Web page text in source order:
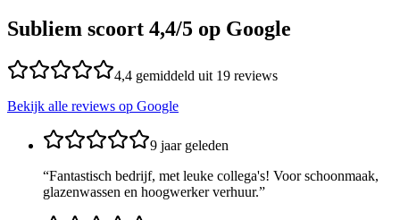
Subliem scoort 4,4/5 op Google
4,4 gemiddeld uit 19 reviews
Bekijk alle reviews op Google
9 jaar geleden
“Fantastisch bedrijf, met leuke collega's! Voor schoonmaak,
glazenwassen en hoogwerker verhuur.”